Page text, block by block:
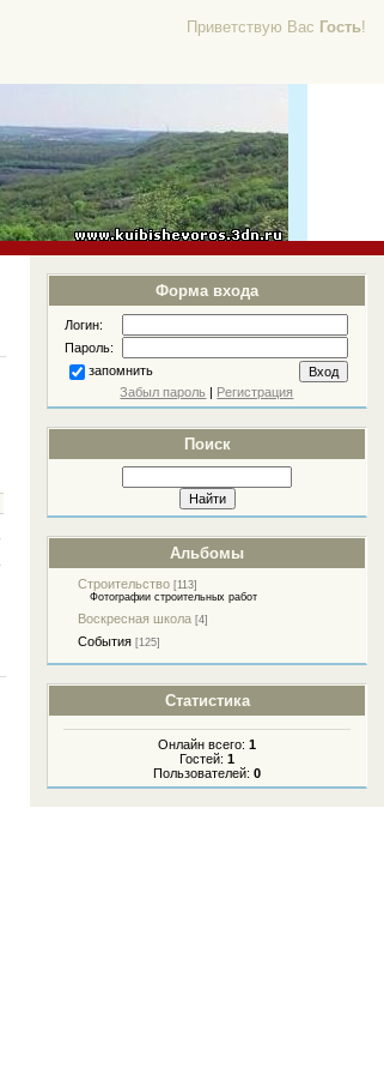
Приветствую Вас Гость!
Форма входа
Логин:
Пароль:
запомнить
Забыл пароль | Регистрация
Поиск
Альбомы
Строительство [113]
Фотографии строительных работ
Воскресная школа [4]
События [125]
Статистика
Онлайн всего:1
Гостей:1
Пользователей:0